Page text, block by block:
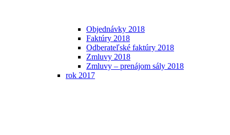
Objednávky 2018
Faktúry 2018
Odberateľské faktúry 2018
Zmluvy 2018
Zmluvy – prenájom sály 2018
rok 2017